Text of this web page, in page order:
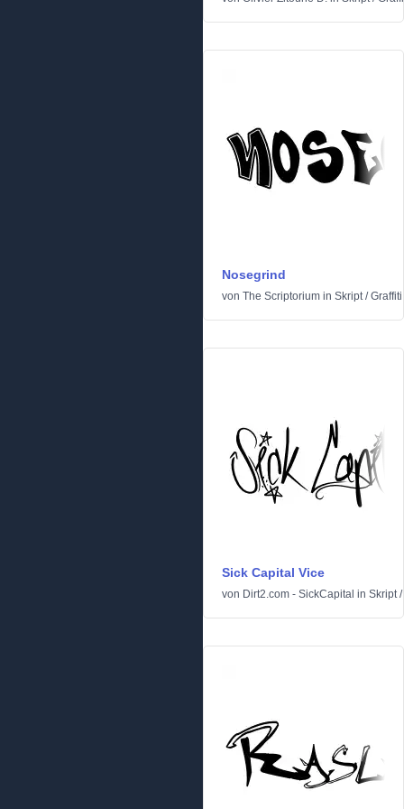
Nosegrind
von The Scriptorium in Skript/Graffiti
Sick Capital Vice
von Dirt2.com - SickCapital in Skript/